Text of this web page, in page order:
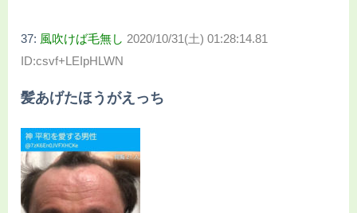
37: 風吹けば毛無し 2020/10/31(土) 01:28:14.81
ID:csvf+LEIpHLWN
髪あげたほうがえっち